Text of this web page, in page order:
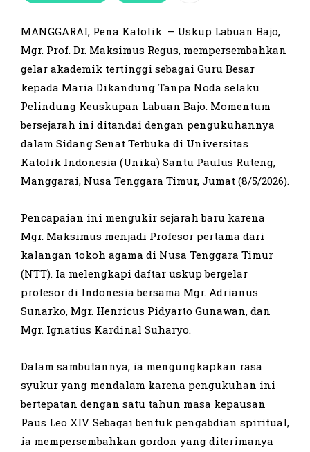
MANGGARAI, Pena Katolik – Uskup Labuan Bajo,
Mgr. Prof. Dr. Maksimus Regus, mempersembahkan
gelar akademik tertinggi sebagai Guru Besar
kepada Maria Dikandung Tanpa Noda selaku
Pelindung Keuskupan Labuan Bajo. Momentum
bersejarah ini ditandai dengan pengukuhannya
dalam Sidang Senat Terbuka di Universitas
Katolik Indonesia (Unika) Santu Paulus Ruteng,
Manggarai, Nusa Tenggara Timur, Jumat (8/5/2026).
Pencapaian ini mengukir sejarah baru karena
Mgr. Maksimus menjadi Profesor pertama dari
kalangan tokoh agama di Nusa Tenggara Timur
(NTT). Ia melengkapi daftar uskup bergelar
profesor di Indonesia bersama Mgr. Adrianus
Sunarko, Mgr. Henricus Pidyarto Gunawan, dan
Mgr. Ignatius Kardinal Suharyo.
Dalam sambutannya, ia mengungkapkan rasa
syukur yang mendalam karena pengukuhan ini
bertepatan dengan satu tahun masa kepausan
Paus Leo XIV. Sebagai bentuk pengabdian spiritual,
ia mempersembahkan gordon yang diterimanya